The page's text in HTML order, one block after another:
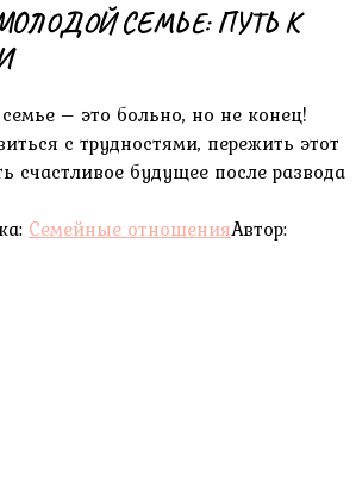
СЕМЬЕ: ПУТЬ К
– это больно, но не конец!
с трудностями, пережить этот
счастливое будущее после развода
Семейные отношенияАвтор: